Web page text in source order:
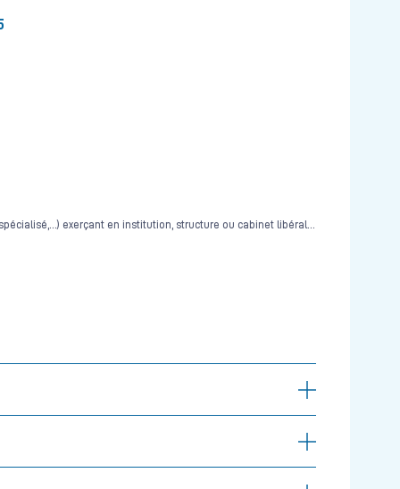
exerçant en institution, structure ou cabinet libéral…